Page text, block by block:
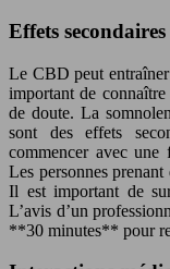
Effets
Le CBD peut entraîner
important de
de doute. La
sont des effets
commencer avec une
Les personnes prenant
Il est important de
L’avis d’un
**30 minutes** pour